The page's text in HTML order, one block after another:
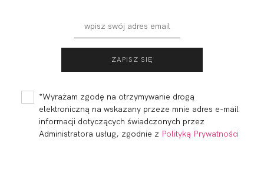
209,00 zł 286,00 zł
*Wyrażam zgodę na otrzymywanie drogą
elektroniczną na wskazany przeze mnie adres e-mail
informacji dotyczących świadczonych przez
Administratora usług, zgodnie z Polityką Prywatności